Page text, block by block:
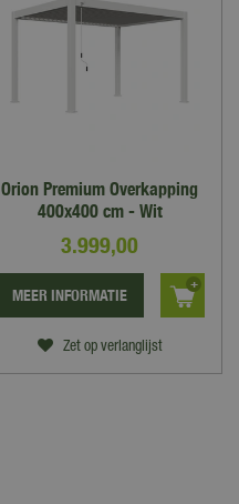
Orion Premium Overkapping
400x400 cm - Wit
3.999,00
Zet op verlanglijst
MEER INFORMATIE